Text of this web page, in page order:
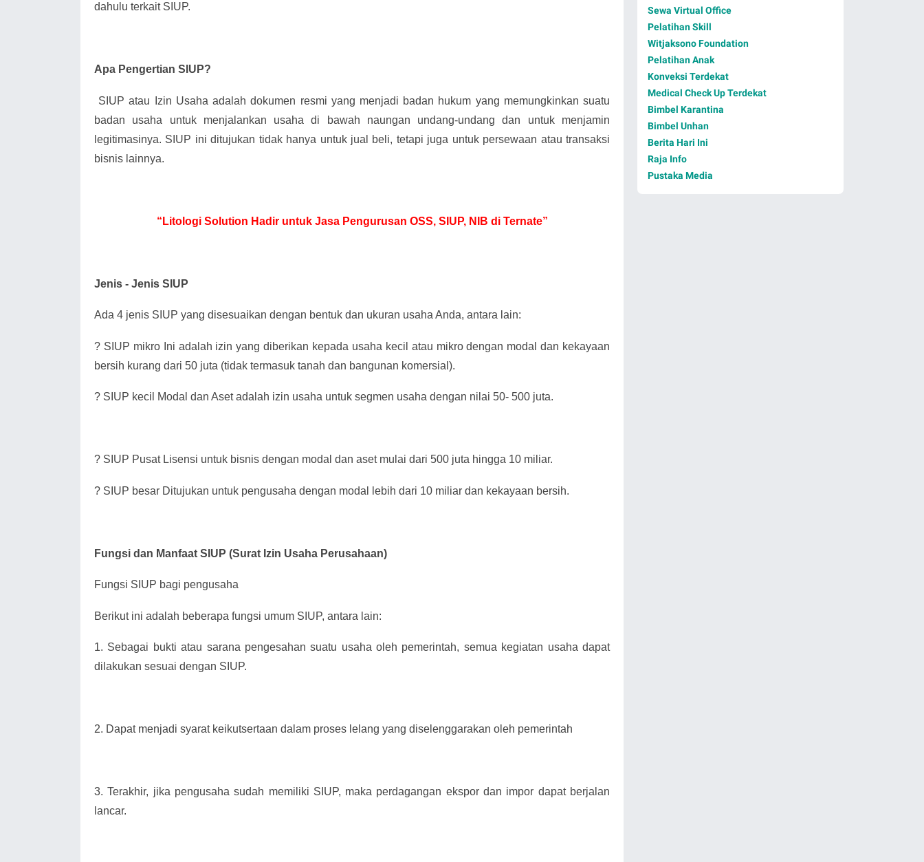
dahulu terkait SIUP.
Apa Pengertian SIUP?
SIUP atau Izin Usaha adalah dokumen resmi yang menjadi badan hukum yang memungkinkan suatu
badan usaha untuk menjalankan usaha di bawah naungan undang-undang dan untuk menjamin
legitimasinya. SIUP ini ditujukan tidak hanya untuk jual beli, tetapi juga untuk persewaan atau transaksi
bisnis lainnya.
“Litologi Solution Hadir untuk Jasa Pengurusan OSS, SIUP, NIB di Ternate”
Jenis - Jenis SIUP
Ada 4 jenis SIUP yang disesuaikan dengan bentuk dan ukuran usaha Anda, antara lain:
? SIUP mikro Ini adalah izin yang diberikan kepada usaha kecil atau mikro dengan modal dan kekayaan
bersih kurang dari 50 juta (tidak termasuk tanah dan bangunan komersial).
? SIUP kecil Modal dan Aset adalah izin usaha untuk segmen usaha dengan nilai 50- 500 juta.
? SIUP Pusat Lisensi untuk bisnis dengan modal dan aset mulai dari 500 juta hingga 10 miliar.
? SIUP besar Ditujukan untuk pengusaha dengan modal lebih dari 10 miliar dan kekayaan bersih.
Fungsi dan Manfaat SIUP (Surat Izin Usaha Perusahaan)
Fungsi SIUP bagi pengusaha
Berikut ini adalah beberapa fungsi umum SIUP, antara lain:
1. Sebagai bukti atau sarana pengesahan suatu usaha oleh pemerintah, semua kegiatan usaha dapat
dilakukan sesuai dengan SIUP.
2. Dapat menjadi syarat keikutsertaan dalam proses lelang yang diselenggarakan oleh pemerintah
3. Terakhir, jika pengusaha sudah memiliki SIUP, maka perdagangan ekspor dan impor dapat berjalan
lancar.
Sewa Virtual Office
Pelatihan Skill
Witjaksono Foundation
Pelatihan Anak
Konveksi Terdekat
Medical Check Up Terdekat
Bimbel Karantina
Bimbel Unhan
Berita Hari Ini
Raja Info
Pustaka Media